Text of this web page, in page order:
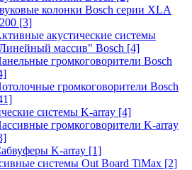
колонки Bosch серии XLA
[3]
акустические системы
массив" Bosch [4]
громкоговорители Bosch
громкоговорители Bosch
системы K-array [4]
громкоговорители K-array
K-array [1]
системы Out Board TiMax [2]